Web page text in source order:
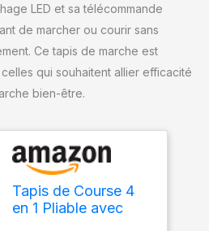
LED et sa télécommande
de marcher ou courir sans
Ce tapis de marche est
qui souhaitent allier efficacité
bien-être.
Tapis de Course 4
en 1 Pliable avec